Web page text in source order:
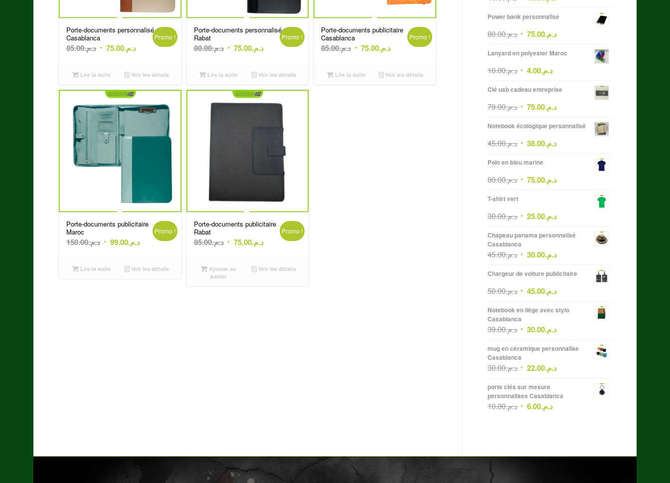
Porte-documents personnalisé
Casablanca
د.م.85.00
Le
initial
د.م.85.00.
د.م.75.00
Le
actuel
Promo !
Lire la suite Voir les détails
Porte-documents personnalisé
Rabat
د.م.80.00
Le
initial
د.م.80.00.
د.م.75.00
Le
actuel
Promo !
Lire la suite Voir les détails
Porte-documents publicitaire
Casablanca
د.م.85.00
Le
initial
د.م.75.00
Le
actuel
Promo !
Lire la suite Voir les détails
Porte-documents publicitaire
Maroc
د.م.150.00
Le
initial
د.م.99.00
Le
actuel
Promo !
Lire la suite Voir les détails
Porte-documents publicitaire
Rabat
د.م.85.00
Le
initial
était :
د.م.75.00
Le
actuel
Promo !
Ajouter au
panier
Voir les détails
Power bank personnalisé
د.م.80.00 د.م.75.00
Lanyard en polyester Maroc
د.م.10.00 د.م.4.00
Clé usb cadeau entreprise
د.م.79.00 د.م.75.00
Notebook écologique personnalisé
د.م.45.00 د.م.38.00
Polo en bleu marine
د.م.80.00 د.م.75.00
T-shirt vert
د.م.30.00 د.م.25.00
Chapeau panama personnalisé
Casablanca
د.م.45.00 د.م.30.00
Chargeur de voiture publicitaire
د.م.50.00 د.م.45.00
Notebook en liège avec stylo
Casablanca
د.م.39.00 د.م.30.00
mug en céramique personnalise
Casablanca
د.م.30.00 د.م.22.00
porte clés sur mesure
personnalises Casablanca
د.م.10.00 د.م.6.00